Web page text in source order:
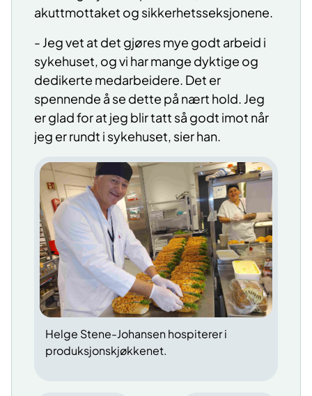
akuttmottaket og sikkerhetsseksjonene.
- Jeg vet at det gjøres mye godt arbeid i
sykehuset, og vi har mange dyktige og
dedikerte medarbeidere. Det er
spennende å se dette på nært hold. Jeg
er glad for at jeg blir tatt så godt imot når
jeg er rundt i sykehuset, sier han.
Helge Stene-Johansen hospiterer i
produksjonskjøkkenet.